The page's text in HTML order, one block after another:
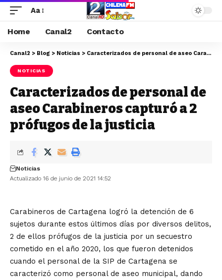
Aa
Home Canal2 Contacto
Canal2 > Blog > Noticias > Caracterizados de personal de aseo Carabineros capturó a 2 prófugos de la justicia
NOTICIAS
Caracterizados de personal de
aseo Carabineros capturó a 2
prófugos de la justicia
Actualizado 16 de junio de 2021 14:52
Noticias
Carabineros de Cartagena logró la detención de 6
sujetos durante estos últimos días por diversos delitos,
2 de ellos prófugos de la justicia por un secuestro
cometido en el año 2020, los que fueron detenidos
cuando el personal de la SIP de Cartagena se
caracterizó como personal de aseo municipal, dando